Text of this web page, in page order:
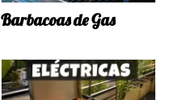
Barbacoas de Gas